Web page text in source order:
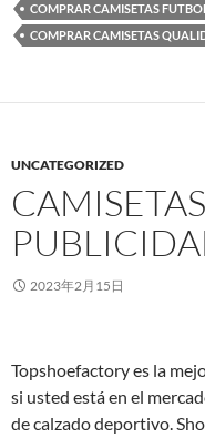
COMPRAR CAMISETAS
COMPRAR CAMISETAS
UNCATEGORIZED
2023年2月15日
Topshoefactory es la
si usted está en el
de calzado deportivo.